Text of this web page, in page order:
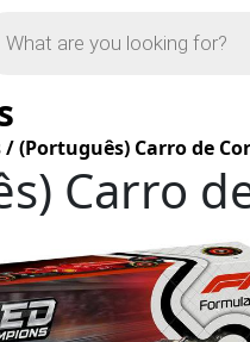
/(Português) Carro de
Carro